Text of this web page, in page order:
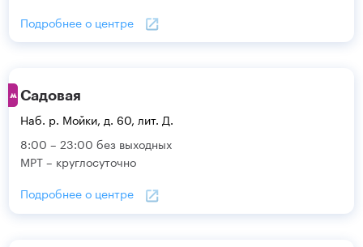
Подробнее о центре
Садовая
Наб. р. Мойки, д. 60, лит. Д.
8:00 – 23:00 без выходных
МРТ – круглосуточно
Подробнее о центре